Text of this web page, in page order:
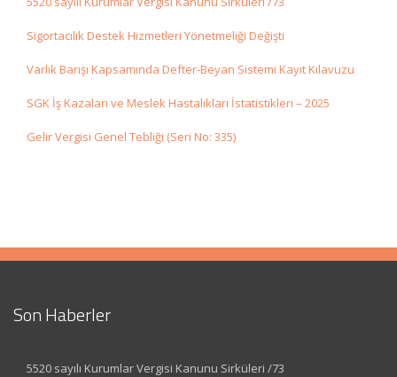
Sigortacılık Destek Hizmetleri Yönetmeliği Değişti
Varlık Barışı Kapsamında Defter-Beyan Sistemi Kayıt Kılavuzu
SGK İş Kazaları ve Meslek Hastalıkları İstatistikleri – 2025
Gelir Vergisi Genel Tebliği (Seri No: 335)
Son Haberler
5520 sayılı Kurumlar Vergisi Kanunu Sirküleri /73